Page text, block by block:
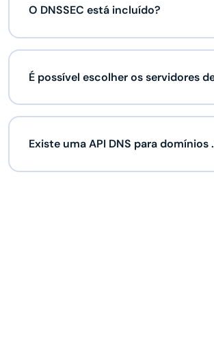
O DNSSEC está incluído?
É possível escolher os servidores
Existe uma API DNS para domínios